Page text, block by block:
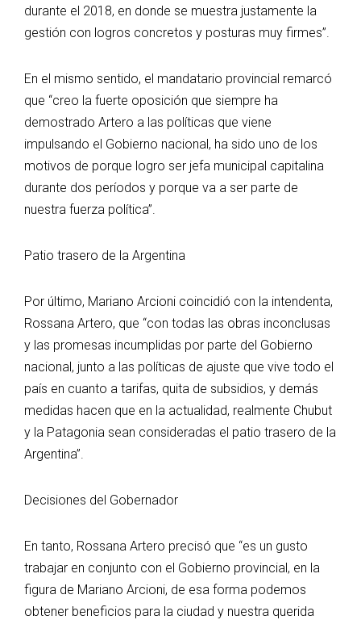
durante el 2018, en donde se muestra justamente la
gestión con logros concretos y posturas muy firmes”.
En el mismo sentido, el mandatario provincial remarcó
que “creo la fuerte oposición que siempre ha
demostrado Artero a las políticas que viene
impulsando el Gobierno nacional, ha sido uno de los
motivos de porque logro ser jefa municipal capitalina
durante dos períodos y porque va a ser parte de
nuestra fuerza política”.
Patio trasero de la Argentina
Por último, Mariano Arcioni coincidió con la intendenta,
Rossana Artero, que “con todas las obras inconclusas
y las promesas incumplidas por parte del Gobierno
nacional, junto a las políticas de ajuste que vive todo el
país en cuanto a tarifas, quita de subsidios, y demás
medidas hacen que en la actualidad, realmente Chubut
y la Patagonia sean consideradas el patio trasero de la
Argentina”.
Decisiones del Gobernador
En tanto, Rossana Artero precisó que “es un gusto
trabajar en conjunto con el Gobierno provincial, en la
figura de Mariano Arcioni, de esa forma podemos
obtener beneficios para la ciudad y nuestra querida